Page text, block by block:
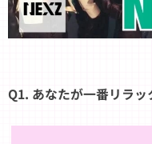
Q1. あなたが一番リラッ